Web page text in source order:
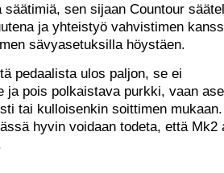
sen sijaan Countour
ja yhteistyö vahvistimen
sävyasetuksilla höystäen.
pedaalista ulos paljon, se ei
ja pois polkaistava purkki, vaan
tai kulloisenkin soittimen
hyvin voidaan todeta, että Mk2